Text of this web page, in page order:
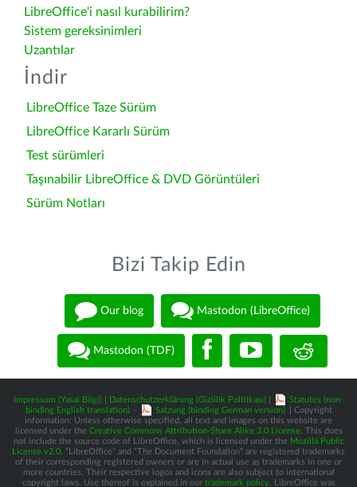
LibreOffice'i nasıl kurabilirim?
Sistem gereksinimleri
Uzantılar
İndir
LibreOffice Taze Sürüm
LibreOffice Kararlı Sürüm
Test sürümleri
Taşınabilir LibreOffice & DVD Görüntüleri
Sürüm Notları
Bizi Takip Edin
Our blog Mastodon (LibreOffice)
Mastodon (TDF)
Impressum (Yasal Bilgi) Datenschutzerklärung (Gizlilik Politikası)
Statutes (non-
binding English translation) - Satzung (binding German version)
| Copyright
information: Unless otherwise specified, all text and images on this website are
licensed under the Creative Commons Attribution-Share Alike 3.0 License. This does
not include the source code of LibreOffice, which is licensed under the Mozilla Public
License v2.0 . “LibreOffice” and “The Document Foundation” are registered trademarks
of their corresponding registered owners or are in actual use as trademarks in one or
more countries. Their respective logos and icons are also subject to international
copyright laws. Use thereof is explained in our trademark policy. LibreOffice was